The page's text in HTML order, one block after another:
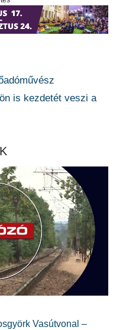
is kezdetét veszi a
Vasútvonal –